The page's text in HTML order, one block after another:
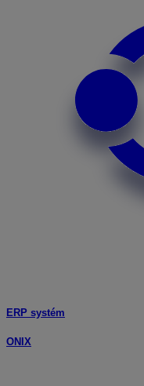
ERP systém
ONIX